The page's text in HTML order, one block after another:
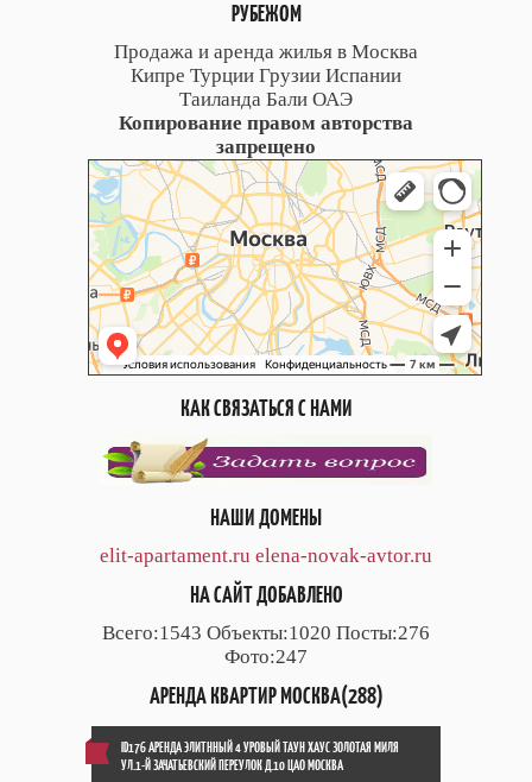
РУБЕЖОМ
Продажа и аренда жилья в Москва
Кипре Турции Грузии Испании
Таиланда Бали ОАЭ
Копирование правом авторства
запрещено
КАК СВЯЗАТЬСЯ С НАМИ
НАШИ ДОМЕНЫ
elit-apartament.ru elena-novak-avtor.ru
НА САЙТ ДОБАВЛЕНО
Всего:1543 Объекты:1020 Посты:276
Фото:247
АРЕНДА КВАРТИР МОСКВА(288)
ID176 АРЕНДА ЭЛИТННЫЙ 4 УРОВЫЙ ТАУН ХАУС ЗОЛОТАЯ МИЛЯ
УЛ.1-Й ЗАЧАТЬЕВСКИЙ ПЕРЕУЛОК Д.10 ЦАО МОСКВА